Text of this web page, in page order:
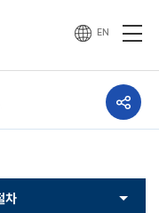
EN
공유하기
열기